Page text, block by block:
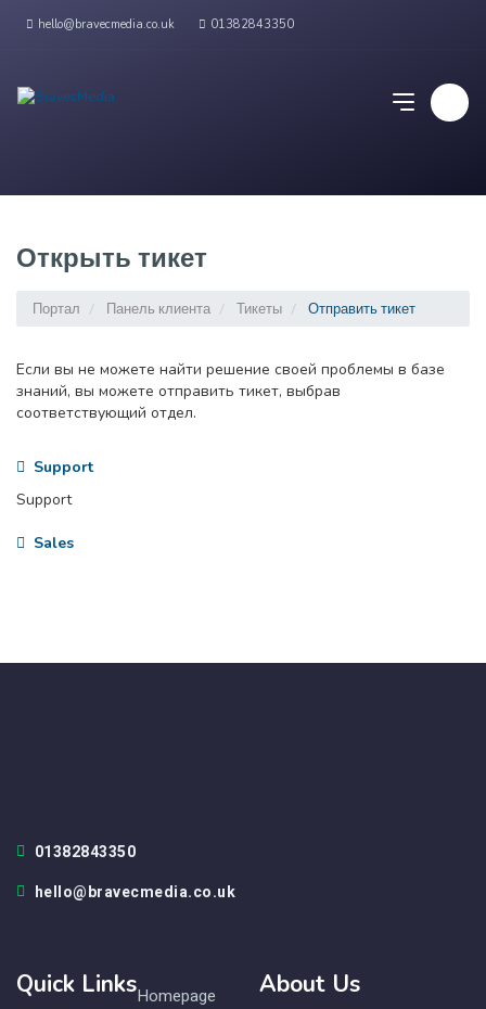
hello@bravecmedia.co.uk 01382843350
Открыть тикет
Портал Панель клиента Тикеты Отправить тикет
Если вы не можете найти решение своей проблемы в базе
знаний, вы можете отправить тикет, выбрав
соответствующий отдел.
Support
Support
Sales
01382843350
hello@bravecmedia.co.uk
Quick LinksHomepage
About Us